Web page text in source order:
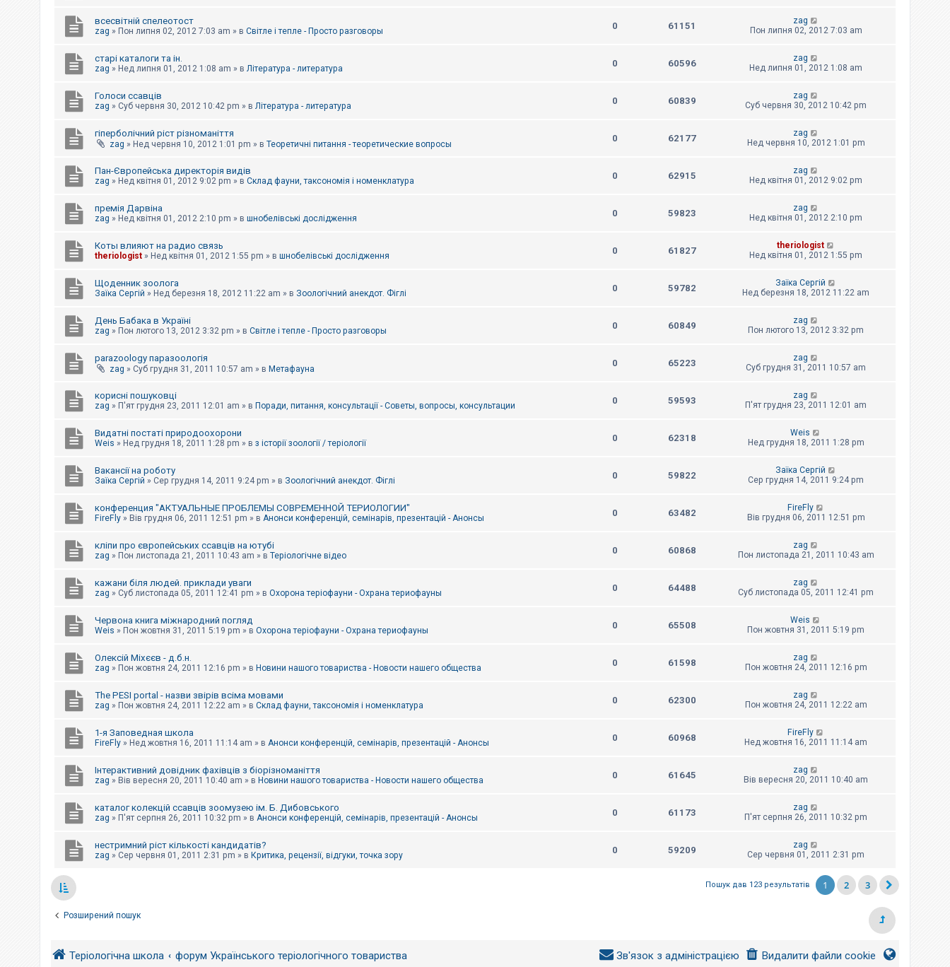
всесвітній спелеотост
zag » Пон липня 02, 2012 7:03 am » в Світле і тепле - Просто разговоры 0 61151
zag
Пон липня 02, 2012 7:03 am
старі каталоги та ін.
zag » Нед липня 01, 2012 1:08 am » в Література - литература 0 60596
zag
Нед липня 01, 2012 1:08 am
Голоси ссавців
zag » Суб червня 30, 2012 10:42 pm » в Література - литература 0 60839
zag
Суб червня 30, 2012 10:42 pm
гіперболічний ріст різноманіття
zag » Нед червня 10, 2012 1:01 pm » в Теоретичні питання - теоретические вопросы
0 62177
zag
Нед червня 10, 2012 1:01 pm
Пан-Європейська директорія видів
zag » Нед квітня 01, 2012 9:02 pm » в Склад фауни, таксономія і номенклатура 0 62915
zag
Нед квітня 01, 2012 9:02 pm
премія Дарвіна
zag » Нед квітня 01, 2012 2:10 pm » в шнобелівські дослідження 0 59823
zag
Нед квітня 01, 2012 2:10 pm
Коты влияют на радио связь
theriologist » Нед квітня 01, 2012 1:55 pm » в шнобелівські дослідження 0 61827
theriologist
Нед квітня 01, 2012 1:55 pm
Щоденник зоолога
Заїка Сергій » Нед березня 18, 2012 11:22 am » в Зоологічний анекдот. Фіглі 0 59782
Заїка Сергій
Нед березня 18, 2012 11:22 am
День Бабака в Україні
zag » Пон лютого 13, 2012 3:32 pm » в Світле і тепле - Просто разговоры 0 60849
zag
Пон лютого 13, 2012 3:32 pm
parazoology паразоологія
zag » Суб грудня 31, 2011 10:57 am » в Метафауна
0 65223
zag
Суб грудня 31, 2011 10:57 am
корисні пошуковці
zag » П'ят грудня 23, 2011 12:01 am » в Поради, питання, консультації - Советы, вопросы, консультации 0 59593
zag
П'ят грудня 23, 2011 12:01 am
Видатні постаті природоохорони
Weis » Нед грудня 18, 2011 1:28 pm » в з історії зоології / теріології 0 62318
Weis
Нед грудня 18, 2011 1:28 pm
Вакансії на роботу
Заїка Сергій » Сер грудня 14, 2011 9:24 pm » в Зоологічний анекдот. Фіглі 0 59822
Заїка Сергій
Сер грудня 14, 2011 9:24 pm
конференция "АКТУАЛЬНЫЕ ПРОБЛЕМЫ СОВРЕМЕННОЙ ТЕРИОЛОГИИ"
FireFly » Вів грудня 06, 2011 12:51 pm » в Анонси конференцій, семінарів, презентацій - Анонсы 0 63482
FireFly
Вів грудня 06, 2011 12:51 pm
кліпи про європейських ссавців на ютубі
zag » Пон листопада 21, 2011 10:43 am » в Теріологічне відео 0 60868
zag
Пон листопада 21, 2011 10:43 am
кажани біля людей. приклади уваги
zag » Суб листопада 05, 2011 12:41 pm » в Охорона теріофауни - Охрана териофауны 0 64488
zag
Суб листопада 05, 2011 12:41 pm
Червона книга міжнародний погляд
Weis » Пон жовтня 31, 2011 5:19 pm » в Охорона теріофауни - Охрана териофауны 0 65508
Weis
Пон жовтня 31, 2011 5:19 pm
Олексій Міхєєв - д.б.н.
zag » Пон жовтня 24, 2011 12:16 pm » в Новини нашого товариства - Новости нашего общества 0 61598
zag
Пон жовтня 24, 2011 12:16 pm
The PESI portal - назви звірів всіма мовами
zag » Пон жовтня 24, 2011 12:22 am » в Склад фауни, таксономія і номенклатура 0 62300
zag
Пон жовтня 24, 2011 12:22 am
1-я Заповедная школа
FireFly » Нед жовтня 16, 2011 11:14 am » в Анонси конференцій, семінарів, презентацій - Анонсы 0 60968
FireFly
Нед жовтня 16, 2011 11:14 am
Інтерактивний довідник фахівців з біорізноманіття
zag » Вів вересня 20, 2011 10:40 am » в Новини нашого товариства - Новости нашего общества 0 61645
zag
Вів вересня 20, 2011 10:40 am
каталог колекцій ссавців зоомузею ім. Б. Дибовського
zag » П'ят серпня 26, 2011 10:32 pm » в Анонси конференцій, семінарів, презентацій - Анонсы 0 61173
zag
П'ят серпня 26, 2011 10:32 pm
нестримний ріст кількості кандидатів?
zag » Сер червня 01, 2011 2:31 pm » в Критика, рецензії, відгуки, точка зору 0 59209
zag
Сер червня 01, 2011 2:31 pm
Пошук дав 123 результатів 1 2 3
Розширений пошук
Теріологічна школа форум Українського теріологічного товариства Видалити файли cookie
Зв'язок з адміністрацією